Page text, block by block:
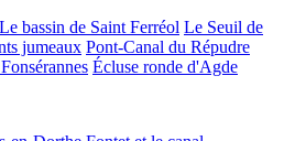
Le bassin de Saint Ferréol Le Seuil de
jumeaux Pont-Canal du Répudre
Écluse ronde d'Agde